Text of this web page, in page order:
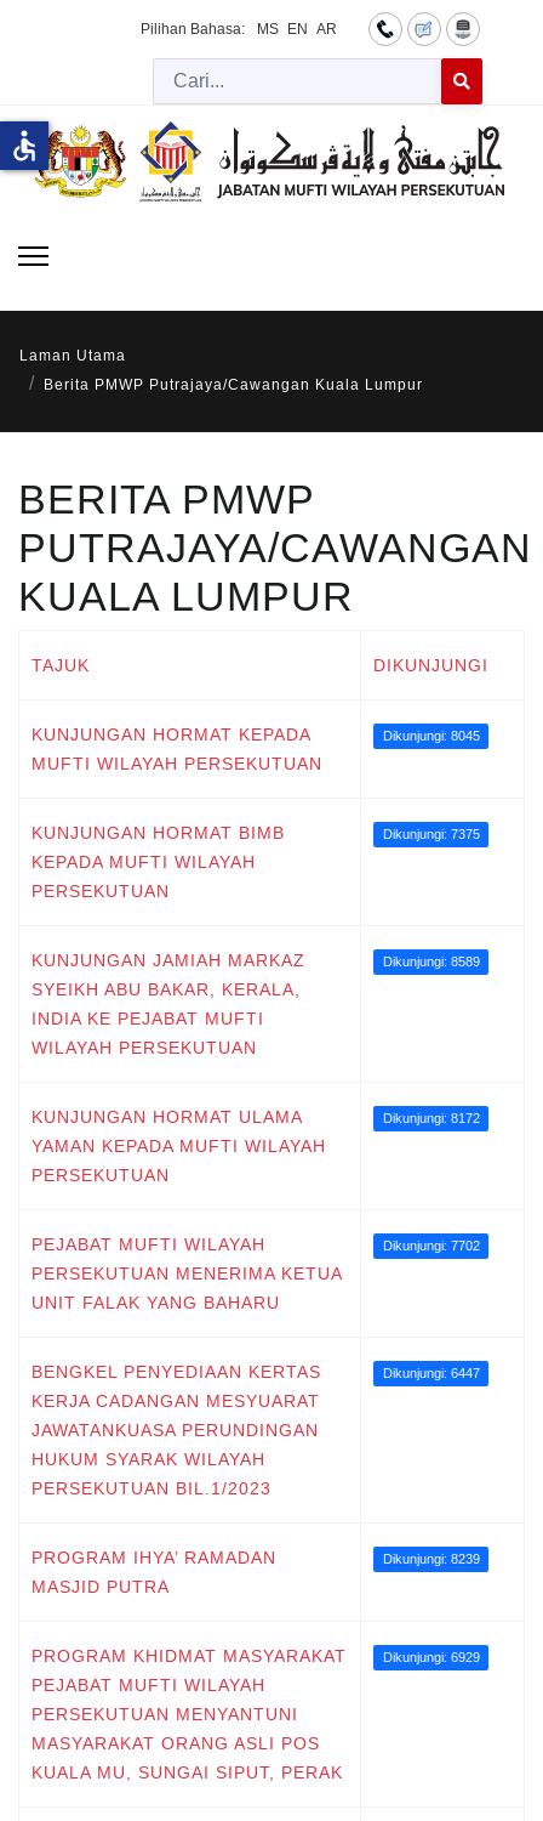
Pilihan Bahasa: MS EN AR
Cari
Laman Utama
Berita PMWP Putrajaya/Cawangan Kuala Lumpur
BERITA PMWP
PUTRAJAYA/CAWANGAN
KUALA LUMPUR
TAJUK DIKUNJUNGI
KUNJUNGAN HORMAT KEPADA
MUFTI WILAYAH PERSEKUTUAN
Dikunjungi: 8045
KUNJUNGAN HORMAT BIMB
KEPADA MUFTI WILAYAH
PERSEKUTUAN
Dikunjungi: 7375
KUNJUNGAN JAMIAH MARKAZ
SYEIKH ABU BAKAR, KERALA,
INDIA KE PEJABAT MUFTI
WILAYAH PERSEKUTUAN
Dikunjungi: 8589
KUNJUNGAN HORMAT ULAMA
YAMAN KEPADA MUFTI WILAYAH
PERSEKUTUAN
Dikunjungi: 8172
PEJABAT MUFTI WILAYAH
PERSEKUTUAN MENERIMA KETUA
UNIT FALAK YANG BAHARU
Dikunjungi: 7702
BENGKEL PENYEDIAAN KERTAS
KERJA CADANGAN MESYUARAT
JAWATANKUASA PERUNDINGAN
HUKUM SYARAK WILAYAH
PERSEKUTUAN BIL.1/2023
Dikunjungi: 6447
PROGRAM IHYA’ RAMADAN
MASJID PUTRA
Dikunjungi: 8239
PROGRAM KHIDMAT MASYARAKAT
PEJABAT MUFTI WILAYAH
PERSEKUTUAN MENYANTUNI
MASYARAKAT ORANG ASLI POS
KUALA MU, SUNGAI SIPUT, PERAK
Dikunjungi: 6929
accessible